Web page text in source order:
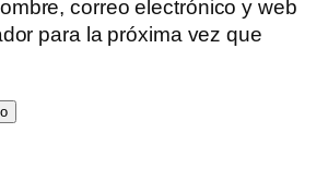
correo electrónico y web
para la próxima vez que